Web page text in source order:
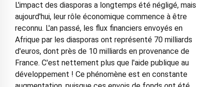
L'impact des diasporas a longtemps été négligé, mais
aujourd'hui, leur rôle économique commence à être
reconnu. L'an passé, les flux financiers envoyés en
Afrique par les diasporas ont représenté 70 milliards
d'euros, dont près de 10 milliards en provenance de
France. C'est nettement plus que l'aide publique au
développement ! Ce phénomène est en constante